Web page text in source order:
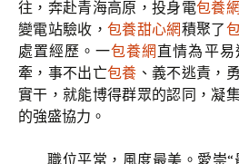
往，奔赴青海高原，投身電包養網
變電站驗收， 包養甜心網積聚了
處置經歷。一包養網 直情為平
牽，事不出亡包養 、義不逃責，
實干，就能博得群眾的認同，凝
的強盛協力。
職位平常，風度最美。愛崇“